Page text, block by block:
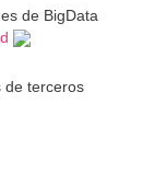
de BigData
de terceros